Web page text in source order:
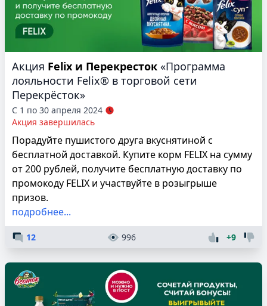
Акция Felix и Перекресток «Программа
лояльности Felix® в торговой сети
Перекрёсток»
С 1 по 30 апреля 2024
Акция завершилась
Порадуйте пушистого друга вкуснятиной с
бесплатной доставкой. Купите корм FELIX на сумму
от 200 рублей, получите бесплатную доставку по
промокоду FELIX и участвуйте в розыгрыше
призов.
подробнее...
12 996 +9